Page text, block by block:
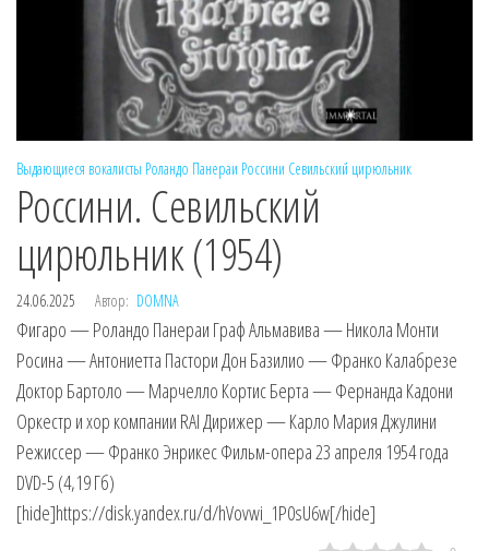
Выдающиеся вокалисты Роландо Панераи Россини Севильский цирюльник
Россини. Севильский
цирюльник (1954)
24.06.2025 Автор: DOMNA
Фигаро — Роландо Панераи Граф Альмавива — Никола Монти
Росина — Антониетта Пастори Дон Базилио — Франко Калабрезе
Доктор Бартоло — Марчелло Кортис Берта — Фернанда Кадони
Оркестр и хор компании RAI Дирижер — Карло Мария Джулини
Режиссер — Франко Энрикес Фильм-опера 23 апреля 1954 года
DVD-5 (4,19 Гб)
[hide]https://disk.yandex.ru/d/hVovwi_1P0sU6w[/hide]